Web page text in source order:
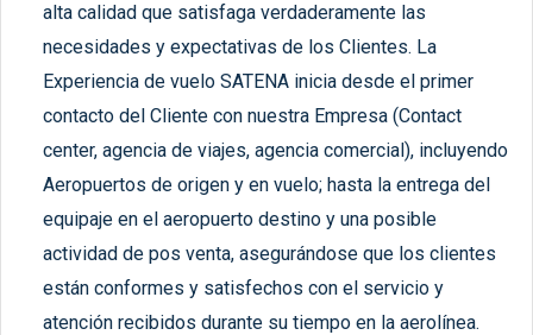
alta calidad que satisfaga verdaderamente las
necesidades y expectativas de los Clientes. La
Experiencia de vuelo SATENA inicia desde el primer
contacto del Cliente con nuestra Empresa (Contact
center, agencia de viajes, agencia comercial), incluyendo
Aeropuertos de origen y en vuelo; hasta la entrega del
equipaje en el aeropuerto destino y una posible
actividad de pos venta, asegurándose que los clientes
están conformes y satisfechos con el servicio y
atención recibidos durante su tiempo en la aerolínea.